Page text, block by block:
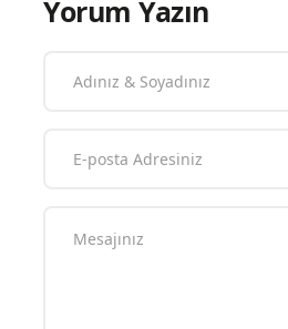
Yorum Yazın